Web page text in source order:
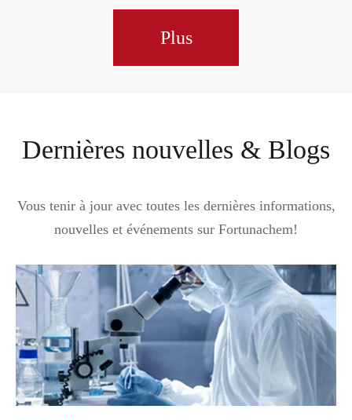
Plus
Dernières nouvelles & Blogs
Vous tenir à jour avec toutes les dernières informations,
nouvelles et événements sur Fortunachem!